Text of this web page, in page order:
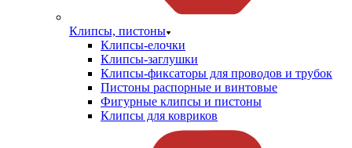
Клипсы, пистоны
Клипсы-елочки
Клипсы-заглушки
Клипсы-фиксаторы для проводов и трубок
Пистоны распорные и винтовые
Фигурные клипсы и пистоны
Клипсы для ковриков